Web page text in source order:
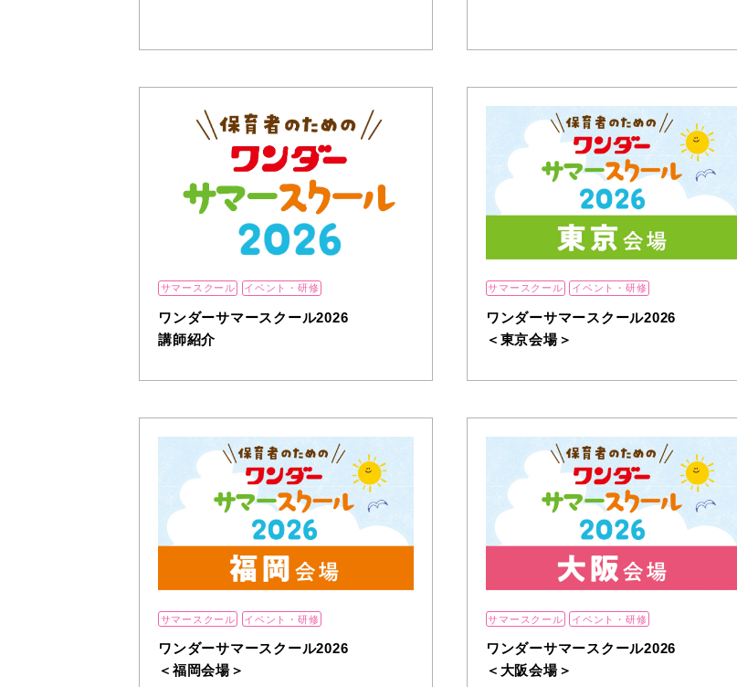
サマースクール イベント・研修
ワンダーサマースクール2026
講師紹介
サマースクール イベント・研修
ワンダーサマースクール2026
＜東京会場＞
サマースクール イベント・研修
ワンダーサマースクール2026
＜福岡会場＞
サマースクール イベント・研修
ワンダーサマースクール2026
＜大阪会場＞